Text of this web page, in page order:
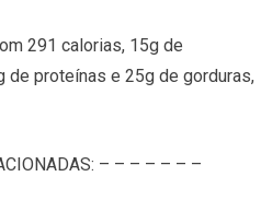
291 calorias, 15g de
de proteínas e 25g de gorduras,
– – – – – – –